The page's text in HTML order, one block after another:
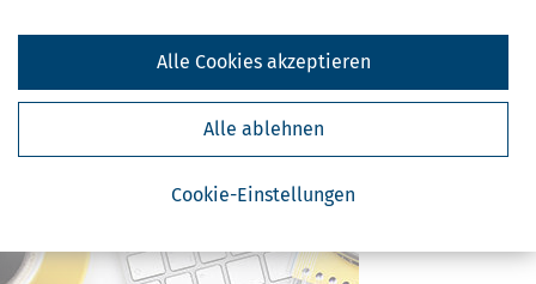
Cookie-Einstellungen
Alle ablehnen
Alle Cookies akzeptieren
Kassen-Nachschau
Lohnsteuer-Nachschau
Gründungszuschuss